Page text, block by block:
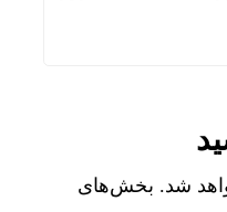
شد. بخش‌های